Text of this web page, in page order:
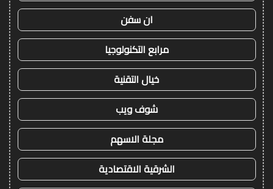
ان سفن
مرابع التكنولوجيا
خيال التقنية
شوف ويب
مجلة الاسهم
الشرقية الاقتصادية